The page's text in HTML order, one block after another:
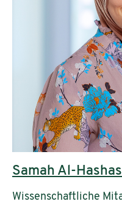
Samah Al-
Wissenschaftliche